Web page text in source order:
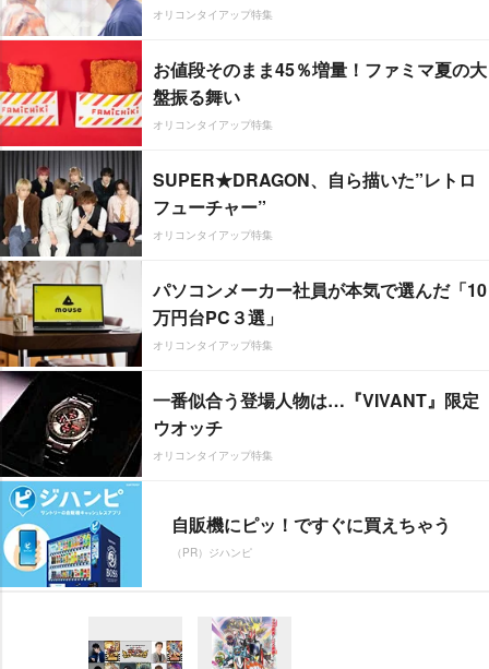
オリコンタイアップ特集
お値段そのまま45％増量！ファミマ夏の大
盤振る舞い
オリコンタイアップ特集
SUPER★DRAGON、自ら描いた”レトロ
フューチャー”
オリコンタイアップ特集
パソコンメーカー社員が本気で選んだ「10
万円台PC３選」
オリコンタイアップ特集
一番似合う登場人物は…『VIVANT』限定
ウオッチ
オリコンタイアップ特集
自販機にピッ！ですぐに買えちゃう
（PR）ジハンピ